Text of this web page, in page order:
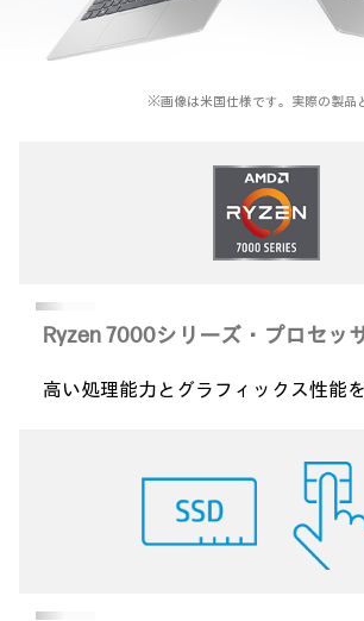
※画像は米国仕様です。実際の製品
Ryzen 7000シリーズ・ プロセッ
高い処理能力とグラフィックス性能